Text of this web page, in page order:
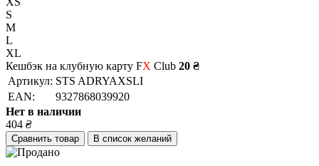
S
M
L
XL
Кешбэк на клубную карту FX Club 20 ₴
Артикул: STS ADRYAXSLI
EAN:
9327868039920
Нет в наличии
404 ₴
Сравнить товар В список желаний